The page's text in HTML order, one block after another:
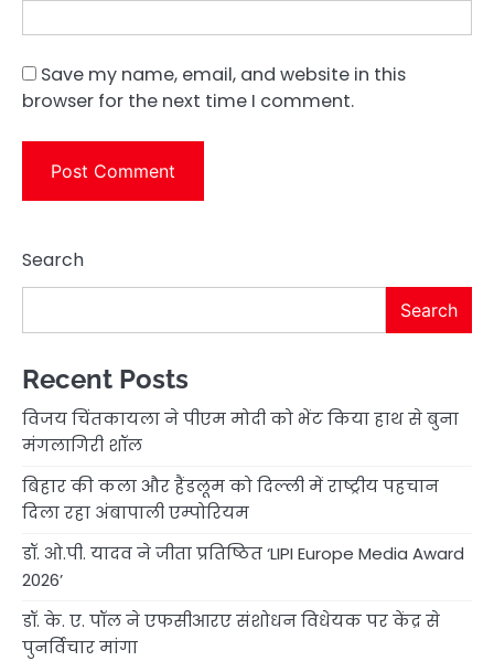
Save my name, email, and website in this
browser for the next time I comment.
Search
Search
Recent Posts
विजय चिंतकायला ने पीएम मोदी को भेंट किया हाथ से बुना
मंगलागिरी शॉल
बिहार की कला और हैंडलूम को दिल्ली में राष्ट्रीय पहचान
दिला रहा अंबापाली एम्पोरियम
डॉ. ओ.पी. यादव ने जीता प्रतिष्ठित ‘LIPI Europe Media Award
2026’
डॉ. के. ए. पॉल ने एफसीआरए संशोधन विधेयक पर केंद्र से
पुनर्विचार मांगा